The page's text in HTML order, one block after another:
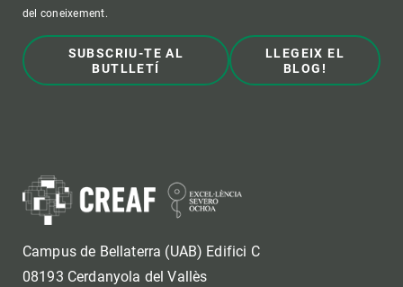
del coneixement.
SUBSCRIU-TE AL
BUTLLETÍ
LLEGEIX EL
BLOG!
Campus de Bellaterra (UAB) Edifici C
08193 Cerdanyola del Vallès